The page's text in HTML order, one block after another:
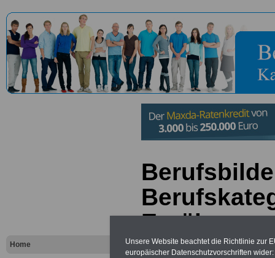
Home
Ernährung
Neu aufgelegt: März
Unsere Website beachtet die Richtlinie zur
europäischer Datenschutzvorschriften